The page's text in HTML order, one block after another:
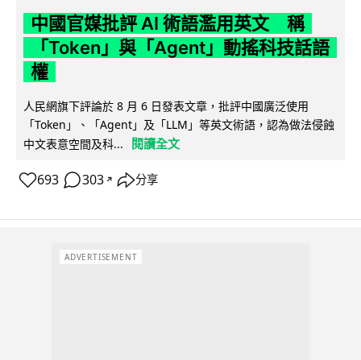
中國官媒批評 AI 術語濫用英文 稱
「Token」與「Agent」動搖科技話語
權
人民網旗下評論於 8 月 6 日發表文章，批評中國廣泛使用
「Token」、「Agent」及「LLM」等英文術語，認為做法侵蝕
中文表意空間及科...
閱讀全文
693 303 ↗ 分享
ADVERTISEMENT